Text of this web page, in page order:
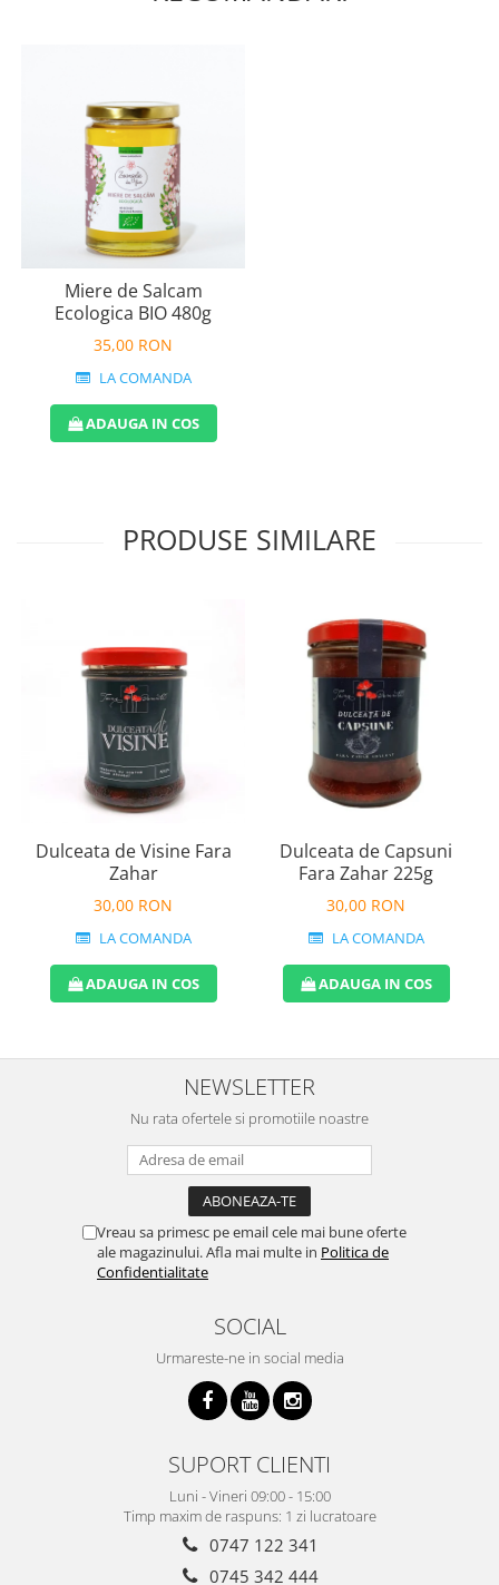
Miere de Salcam
Ecologica BIO 480g
35,00 RON
LA COMANDA
ADAUGA IN COS
PRODUSE SIMILARE
Dulceata de Visine Fara
Zahar
30,00 RON
LA COMANDA
ADAUGA IN COS
Dulceata de Capsuni
Fara Zahar 225g
30,00 RON
LA COMANDA
ADAUGA IN COS
NEWSLETTER
Nu rata ofertele si promotiile noastre
Vreau sa primesc pe email cele mai bune oferte
ale magazinului. Afla mai multe in Politica de
Confidentialitate
SOCIAL
Urmareste-ne in social media
SUPORT CLIENTI
Luni - Vineri 09:00 - 15:00
Timp maxim de raspuns: 1 zi lucratoare
0747 122 341
0745 342 444